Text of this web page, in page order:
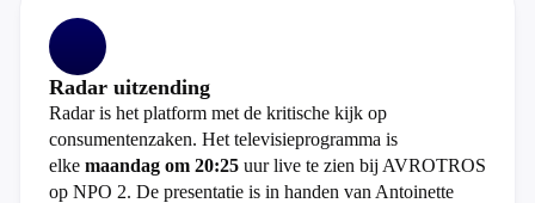
Radar uitzending
Radar is het platform met de kritische kijk op
consumentenzaken. Het televisieprogramma is
elke maandag om 20:25 uur live te zien bij AVROTROS
op NPO 2. De presentatie is in handen van Antoinette